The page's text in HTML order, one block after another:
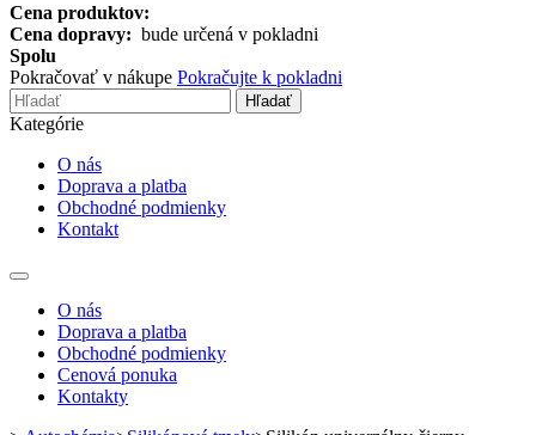
Cena produktov:
Cena dopravy: bude určená v pokladni
Spolu
Pokračovať v nákupe Pokračujte k pokladni
Hľadať
Kategórie
O nás
Doprava a platba
Obchodné podmienky
Kontakt
Toggle
navigationO nás
Doprava a platba
Obchodné podmienky
Cenová ponuka
Kontakty